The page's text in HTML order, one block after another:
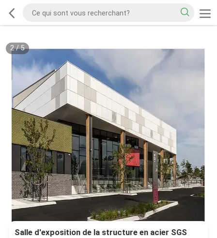
2/5
Salle d'exposition de la structure en acier SGS